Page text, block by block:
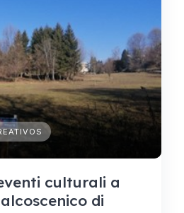
culturali a
di